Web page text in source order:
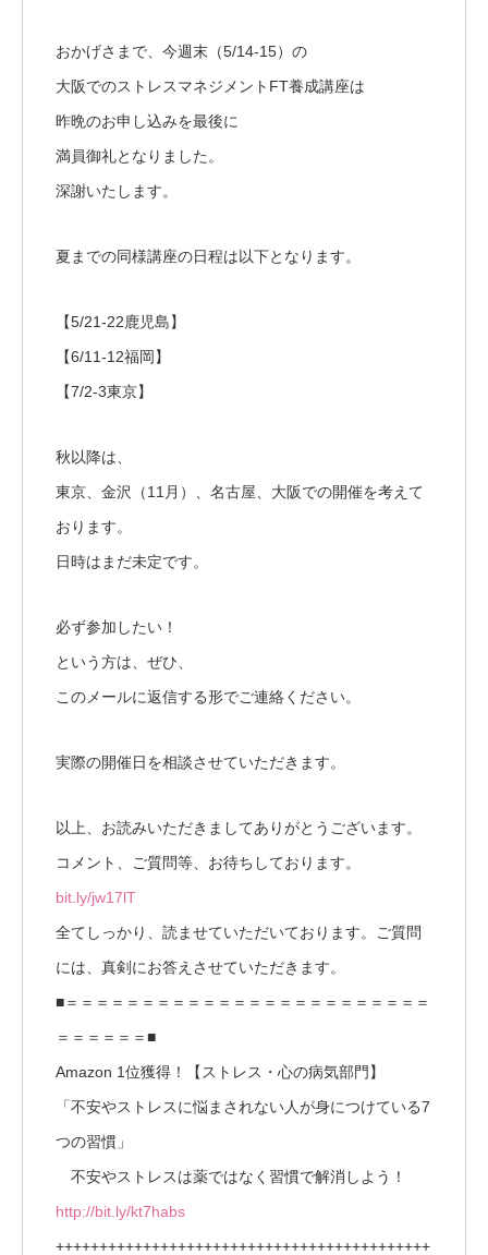
おかげさまで、今週末（5/14-15）の
大阪でのストレスマネジメントFT養成講座は
昨晩のお申し込みを最後に
満員御礼となりました。
深謝いたします。
夏までの同様講座の日程は以下となります。
【5/21-22鹿児島】
【6/11-12福岡】
【7/2-3東京】
秋以降は、
東京、金沢（11月）、名古屋、大阪での開催を考えて
おります。
日時はまだ未定です。
必ず参加したい！
という方は、ぜひ、
このメールに返信する形でご連絡ください。
実際の開催日を相談させていただきます。
以上、お読みいただきましてありがとうございます。
コメント、ご質問等、お待ちしております。
bit.ly/jw17lT
全てしっかり、読ませていただいております。ご質問
には、真剣にお答えさせていただきます。
■＝＝＝＝＝＝＝＝＝＝＝＝＝＝＝＝＝＝＝＝＝＝＝＝
＝＝＝＝＝＝■
Amazon 1位獲得！【ストレス・心の病気部門】
「不安やストレスに悩まされない人が身につけている7
つの習慣」
不安やストレスは薬ではなく習慣で解消しよう！
http://bit.ly/kt7habs
+++++++++++++++++++++++++++++++++++++++++++